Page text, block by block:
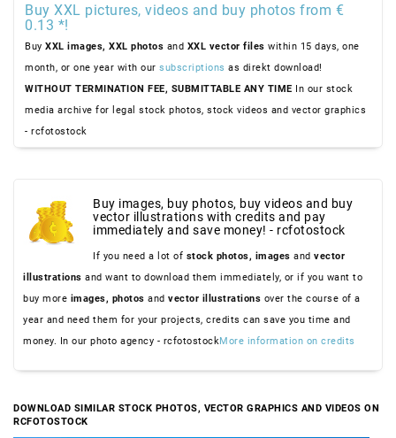
Buy XXL pictures, videos and buy photos from €
0.13 *!
Buy XXL images, XXL photos and XXL vector files within 15 days, one
month, or one year with our subscriptions as direkt download!
WITHOUT TERMINATION FEE, SUBMITTABLE ANY TIME In our stock
media archive for legal stock photos, stock videos and vector graphics
- rcfotostock
Buy images, buy photos, buy videos and buy
vector illustrations with credits and pay
immediately and save money! - rcfotostock
If you need a lot of stock photos, images and vector
illustrations and want to download them immediately, or if you want to
buy more images, photos and vector illustrations over the course of a
year and need them for your projects, credits can save you time and
money. In our photo agency - rcfotostockMore information on credits
DOWNLOAD SIMILAR STOCK PHOTOS, VECTOR GRAPHICS AND VIDEOS ON
RCFOTOSTOCK